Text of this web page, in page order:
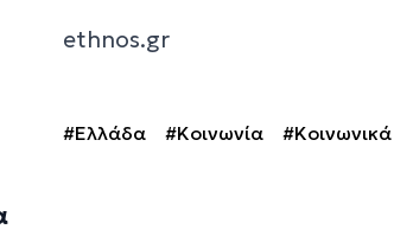
ethnos.gr
#Ελλάδα #Κοινωνία #Κοινωνικά